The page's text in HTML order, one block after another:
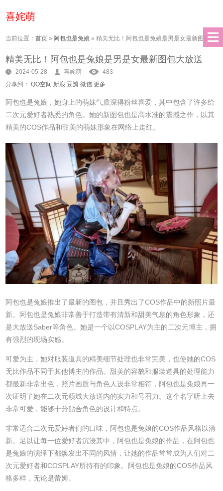
喜姹萌
当前位置：首页 » 阿包也是兔娘 »精美无比！阿包也是兔娘是男是女最新图包大
放送
精美无比！阿包也是兔娘是男是女最新图包大放送
2024-05-28 喜姹萌
483
分享到： QQ空间 新浪 豆瓣 微信 更多
阿包也是兔娘，她身上的萌妹气质深得粉丝喜爱，其中包含了许多给
二次元爱好者熟悉的角色。她的新图包也是高水准的震撼之作，以其
精美的COS作品和甜美的萌妹形象在网络上走红。
阿包也是兔娘推出了最新的图包，并且秀出了COS作品中的新照片最
新。阿包也是兔娘非常善于打造带有清新和甜美气息的角色形象，还
是大放送Saber等角色。她是一个以COSPLAY为主的二次元博主，拥
有强烈的现场实感。
可爱为主，她对服装道具的精美细节处理也非常完美，也使她的COS
无比作品不同于其他博主的作品。甜美的容貌和服装道具的处理能力
都最新非常出色，照片画质与角色人设非常相符，阿包也是兔娘再一
次证明了她在二次元领域大放送内的实力和号召力。这个名字听上去
非常可爱，能够十分贴合角色的设计和特点。
非常适合二次元爱好者们的口味，阿包也是兔娘的COS作品风格以清
新。足以让每一位爱好者沉浸其中，阿包也是兔娘的作品，在阿包也
是兔娘的演绎下都焕发出不同的风情，让她的作品常常成为人们对二
次元爱好者和COSPLAY所持有的印象。阿包也是兔娘的COS作品风
格多样，无论是蕾姆。